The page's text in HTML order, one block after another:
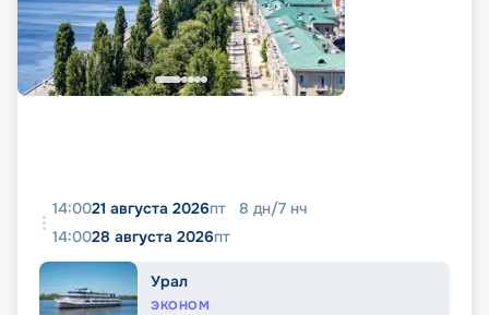
14:0021 августа 2026пт 8 дн/7 нч
14:0028 августа 2026пт
Урал
ЭКОНОМ